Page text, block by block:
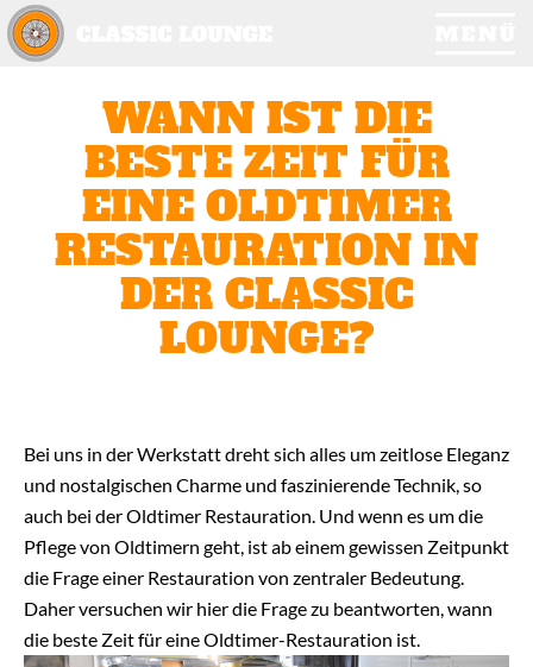
Zum Inhalt springen
YOUNGTIMER RESTAURATION
KAROSSERIEBAU
REPARATUR, WARTUNG & PFLEGE
BERATUNG: OLDTIMER & YOUNGTIMER
OLDTIMER SERVICE & EXTRAS
CARS FOR SALE
KONTAKT
HÄUFIG GESTELLTE FRAGEN – FAQ
WANN IST DIE
BESTE ZEIT FÜR
EINE OLDTIMER
RESTAURATION IN
DER CLASSIC
LOUNGE?
Bei uns in der Werkstatt dreht sich alles um zeitlose Eleganz
und nostalgischen Charme und faszinierende Technik, so
auch bei der Oldtimer Restauration. Und wenn es um die
Pflege von Oldtimern geht, ist ab einem gewissen Zeitpunkt
die Frage einer Restauration von zentraler Bedeutung.
Daher versuchen wir hier die Frage zu beantworten, wann
die beste Zeit für eine Oldtimer-Restauration ist.